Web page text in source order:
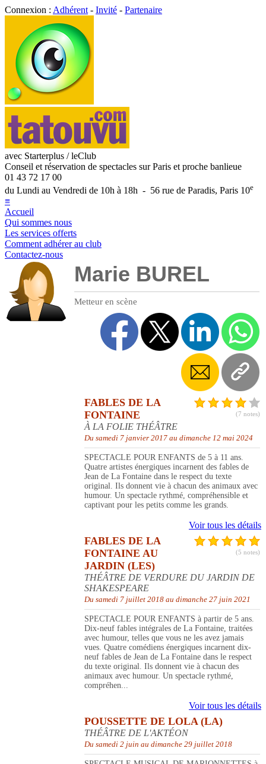
Connexion : Adhérent - Invité - Partenaire
avec Starterplus / leClub
Conseil et réservation de spectacles sur Paris et proche banlieue
01 43 72 17 00
du Lundi au Vendredi de 10h à 18h - 56 rue de Paradis, Paris 10e
≡
Accueil
Qui sommes nous
Les services offerts
Comment adhérer au club
Contactez-nous
Marie BUREL
Metteur en scène
(7 notes)
FABLES DE LA
FONTAINE
À LA FOLIE THÉÂTRE
Du samedi 7 janvier 2017 au dimanche 12 mai 2024
SPECTACLE POUR ENFANTS de 5 à 11 ans.
Quatre artistes énergiques incarnent des fables de
Jean de La Fontaine dans le respect du texte
original. Ils donnent vie à chacun des animaux avec
humour. Un spectacle rythmé, compréhensible et
captivant pour les petits comme les grands.
Voir tous les détails
(5 notes)
FABLES DE LA
FONTAINE AU
JARDIN (LES)
THÉÂTRE DE VERDURE DU JARDIN DE
SHAKESPEARE
Du samedi 7 juillet 2018 au dimanche 27 juin 2021
SPECTACLE POUR ENFANTS à partir de 5 ans.
Dix-neuf fables intégrales de La Fontaine, traitées
avec humour, telles que vous ne les avez jamais
vues. Quatre comédiens énergiques incarnent dix-
neuf fables de Jean de La Fontaine dans le respect
du texte original. Ils donnent vie à chacun des
animaux avec humour. Un spectacle rythmé,
compréhen...
Voir tous les détails
POUSSETTE DE LOLA (LA)
THÉÂTRE DE L'AKTÉON
Du samedi 2 juin au dimanche 29 juillet 2018